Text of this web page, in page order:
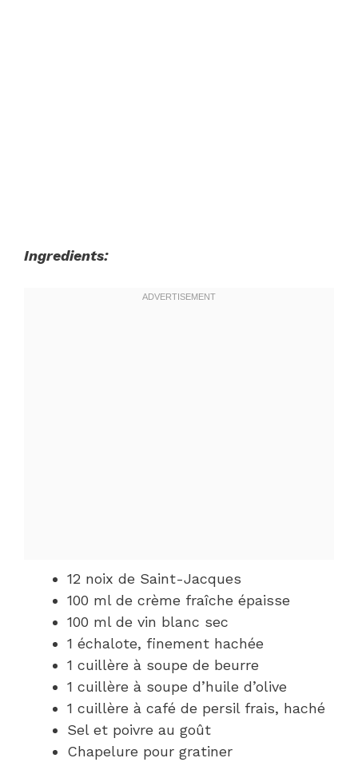
Ingredients:
12 noix de Saint-Jacques
100 ml de crème fraîche épaisse
100 ml de vin blanc sec
1 échalote, finement hachée
1 cuillère à soupe de beurre
1 cuillère à soupe d’huile d’olive
1 cuillère à café de persil frais, haché
Sel et poivre au goût
Chapelure pour gratiner